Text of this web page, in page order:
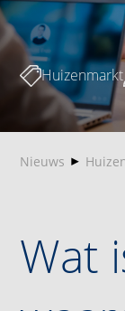
Huizenmarkt
Nieuws
Wat